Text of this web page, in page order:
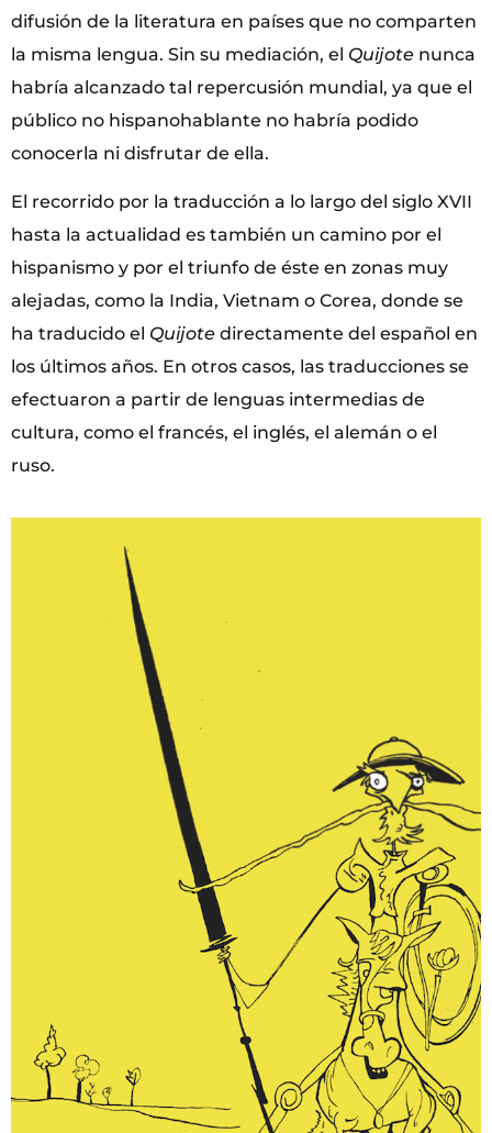
difusión de la literatura en países que no comparten
la misma lengua. Sin su mediación, el Quijote nunca
habría alcanzado tal repercusión mundial, ya que el
público no hispanohablante no habría podido
conocerla ni disfrutar de ella.
El recorrido por la traducción a lo largo del siglo XVII
hasta la actualidad es también un camino por el
hispanismo y por el triunfo de éste en zonas muy
alejadas, como la India, Vietnam o Corea, donde se
ha traducido el Quijote directamente del español en
los últimos años. En otros casos, las traducciones se
efectuaron a partir de lenguas intermedias de
cultura, como el francés, el inglés, el alemán o el
ruso.